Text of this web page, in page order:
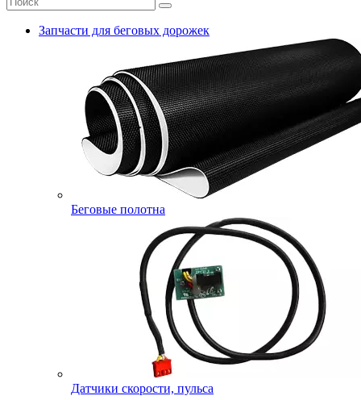
Запчасти для беговых дорожек
Беговые полотна
Датчики скорости, пульса